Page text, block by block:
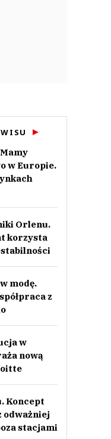
w Europie.
Orlenu.
korzysta
modę.
z
w
nową
Koncept
odważniej
stacjami